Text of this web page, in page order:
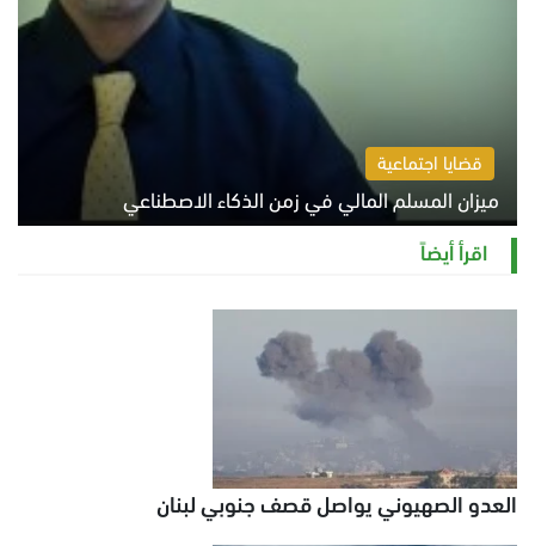
قضايا اجتماعية
ميزان المسلم المالي في زمن الذكاء الاصطناعي
السبت 8 أغسطس 2026 11:21 ص
اقرأ أيضاً
العدو الصهيوني يواصل قصف جنوبي لبنان